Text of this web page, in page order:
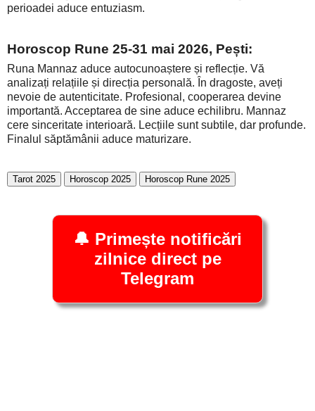
perioadei aduce entuziasm.
Horoscop Rune 25-31 mai 2026, Pești:
Runa Mannaz aduce autocunoaștere și reflecție. Vă
analizați relațiile și direcția personală. În dragoste, aveți
nevoie de autenticitate. Profesional, cooperarea devine
importantă. Acceptarea de sine aduce echilibru. Mannaz
cere sinceritate interioară. Lecțiile sunt subtile, dar profunde.
Finalul săptămânii aduce maturizare.
Tarot 2025 Horoscop 2025 Horoscop Rune 2025
🔔 Primește notificări
zilnice direct pe
Telegram